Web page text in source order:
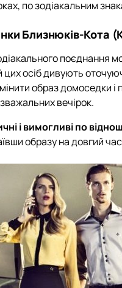
по зодіакальним
Близнюків-Кота
поєднання
осіб дивують
образ домоседки і
вечірок.
і вимогливі по
образу на довгий